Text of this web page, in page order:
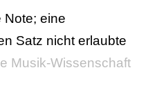
Note; eine
Satz nicht erlaubte
Musik-Wissenschaft